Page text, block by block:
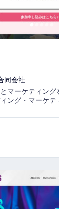
同会社
マーケティン
ング・マーケ